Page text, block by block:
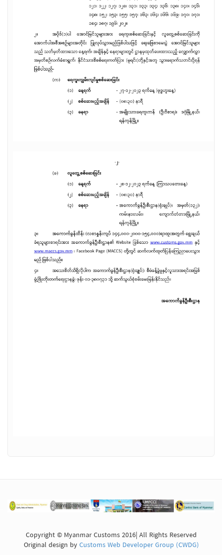
Copyright © Myanmar Customs 2016| All Rights Reserved
Original design byCustoms Web Developer Group (CWDG)